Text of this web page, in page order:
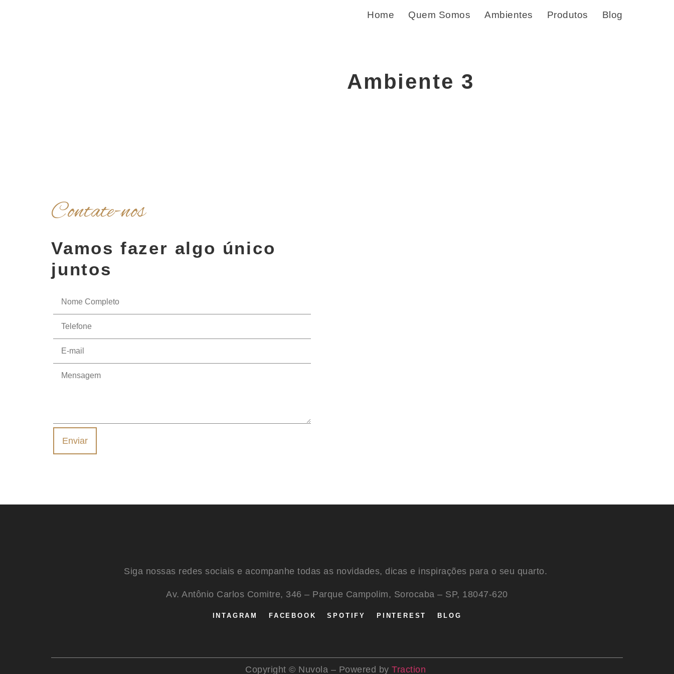
Home Quem Somos Ambientes Produtos Blog
Ambiente 3
Contate-nos
Vamos fazer algo único
juntos
Siga nossas redes sociais e acompanhe todas as novidades, dicas e inspirações para o seu quarto.
Av. Antônio Carlos Comitre, 346 – Parque Campolim, Sorocaba – SP, 18047-620
INTAGRAM FACEBOOK SPOTIFY PINTEREST BLOG
Copyright © Nuvola – Powered byTraction